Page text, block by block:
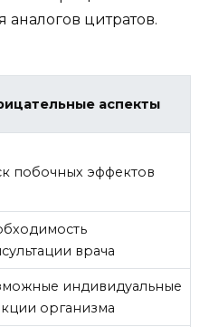
аналогов цитратов.
аспекты
побочных эффектов
врача
индивидуальные
организма